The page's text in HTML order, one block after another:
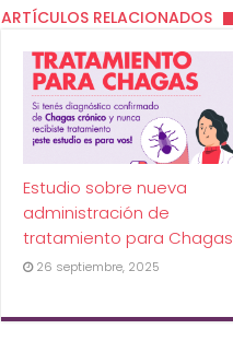
ARTÍCULOS RELACIONADOS
Estudio sobre nueva
administración de
tratamiento para Chagas
26 septiembre, 2025